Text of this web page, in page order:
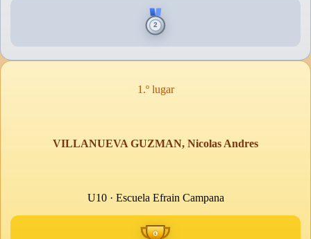
1.º lugar
VILLANUEVA GUZMAN, Nicolas Andres
U10 · Escuela Efrain Campana